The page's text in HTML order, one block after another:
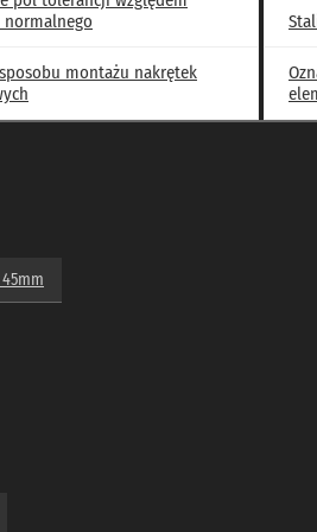
montażu nakrętek
Wymiary związane z